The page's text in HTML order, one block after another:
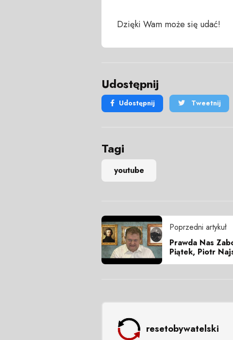
Dzięki Wam może się udać!
Udostępnij
Udostępnij Tweetnij
Tagi
youtube
Poprzedni artykuł
Prawda Nas
Piątek, Piotr
resetobywatelski